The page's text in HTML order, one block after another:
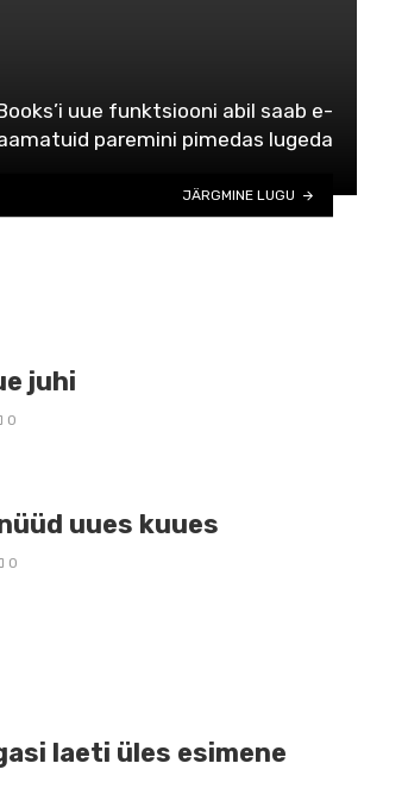
uue funktsiooni abil saab e-
paremini pimedas lugeda
JÄRGMINE LUGU
juhi
0
uues kuues
0
laeti üles esimene